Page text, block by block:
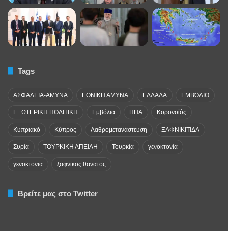
Tags
ΑΣΦΑΛΕΙΑ-ΑΜΥΝΑ ΕΘΝΙΚΗ ΑΜΥΝΑ ΕΛΛΑΔΑ ΕΜΒΌΛΙΟ
ΕΞΩΤΕΡΙΚΗ ΠΟΛΙΤΙΚΗ Εμβόλια ΗΠΑ Κορονοϊός
Κυπριακό Κύπρος Λαθρομετανάστευση ΞΑΦΝΙΚΙΤΙΔΑ
Συρία ΤΟΥΡΚΙΚΗ ΑΠΕΙΛΗ Τουρκία γενοκτονία
γενοκτονια ξαφνικος θανατος
Βρείτε μας στο Twitter